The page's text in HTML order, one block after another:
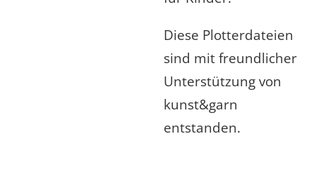
Diese Plotterdateien
sind mit freundlicher
Unterstützung von
kunst&garn
entstanden.